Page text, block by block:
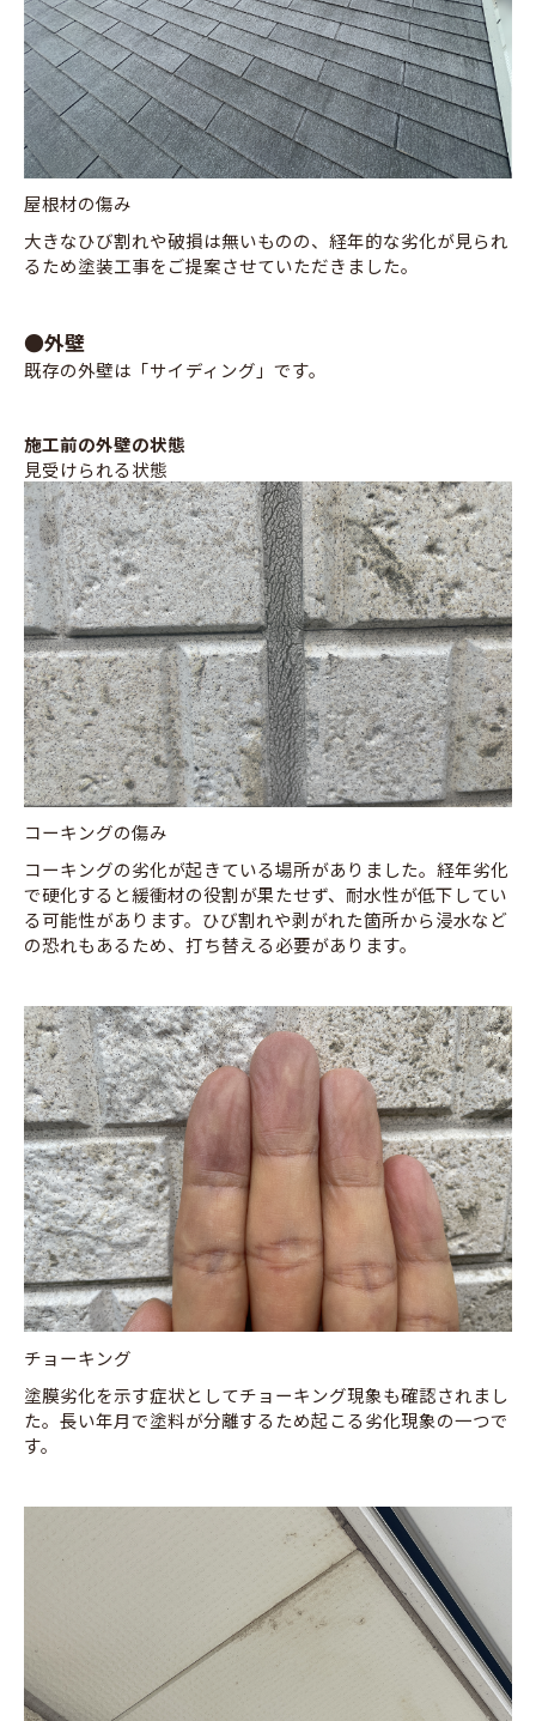
屋根材の傷み
大きなひび割れや破損は無いものの、経年的な劣化が見られ
るため塗装工事をご提案させていただきました。
●外壁
既存の外壁は「サイディング」です。
施工前の外壁の状態
見受けられる状態
コーキングの傷み
コーキングの劣化が起きている場所がありました。経年劣化
で硬化すると緩衝材の役割が果たせず、耐水性が低下してい
る可能性があります。ひび割れや剥がれた箇所から浸水など
の恐れもあるため、打ち替える必要があります。
チョーキング
塗膜劣化を示す症状としてチョーキング現象も確認されまし
た。長い年月で塗料が分離するため起こる劣化現象の一つで
す。